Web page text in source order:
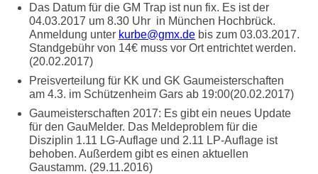
Das Datum für die GM Trap ist nun fix. Es ist der
04.03.2017 um 8.30 Uhr in München Hochbrück.
Anmeldung unter kurbe@gmx.de bis zum 03.03.2017.
Standgebühr von 14€ muss vor Ort entrichtet werden.
(20.02.2017)
Preisverteilung für KK und GK Gaumeisterschaften
am 4.3. im Schützenheim Gars ab 19:00(20.02.2017)
Gaumeisterschaften 2017: Es gibt ein neues Update
für den GauMelder. Das Meldeproblem für die
Disziplin 1.11 LG-Auflage und 2.11 LP-Auflage ist
behoben. Außerdem gibt es einen aktuellen
Gaustamm. (29.11.2016)